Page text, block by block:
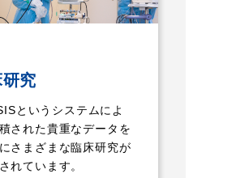
究
というシステムによ
された貴重なデータを
さまざまな臨床研究が
れています。